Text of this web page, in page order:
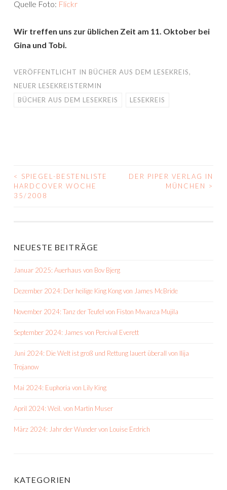
Quelle Foto: Flickr
Wir treffen uns zur üblichen Zeit am 11. Oktober bei
Gina und Tobi.
VERÖFFENTLICHT IN BÜCHER AUS DEM LESEKREIS,
NEUER LESEKREISTERMIN
BÜCHER AUS DEM LESEKREIS
LESEKREIS
BEITRAGS-
NAVIGATION
<
SPIEGEL-BESTENLISTE
HARDCOVER WOCHE
35/2008
DER PIPER VERLAG IN
MÜNCHEN
>
NEUESTE BEITRÄGE
Januar 2025: Auerhaus von Bov Bjerg
Dezember 2024: Der heilige King Kong von James McBride
November 2024: Tanz der Teufel von Fiston Mwanza Mujila
September 2024: James von Percival Everett
Juni 2024: Die Welt ist groß und Rettung lauert überall von Ilija
Trojanow
Mai 2024: Euphoria von Lily King
April 2024: Weil. von Martin Muser
März 2024: Jahr der Wunder von Louise Erdrich
KATEGORIEN